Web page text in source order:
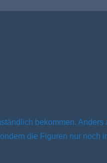
bekommen. Anders
die Figuren nur noch